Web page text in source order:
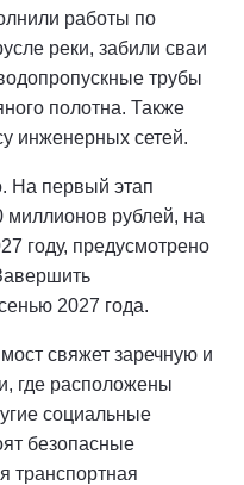
работы по
реки, забили сваи
трубы
полотна. Также
инженерных сетей.
На первый этап
миллионов рублей, на
году, предусмотрено
2027 года.
свяжет заречную и
где расположены
социальные
безопасные
транспортная